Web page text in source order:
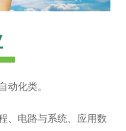
动化类。
、电路与系统、应用数